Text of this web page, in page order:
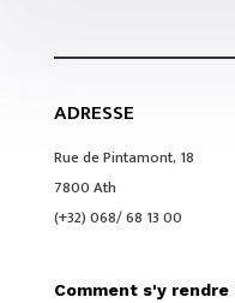
ADRESSE
Rue de Pintamont, 18
7800 Ath
(+32) 068/ 68 13 00
Comment s'y rendre